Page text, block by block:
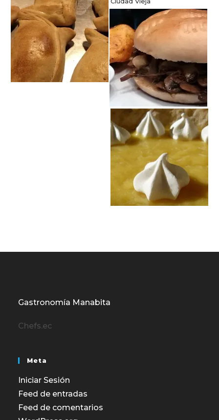
Gastronomía Manabita
Chefs.ec
Meta
Iniciar Sesión
Feed de entradas
Feed de comentarios